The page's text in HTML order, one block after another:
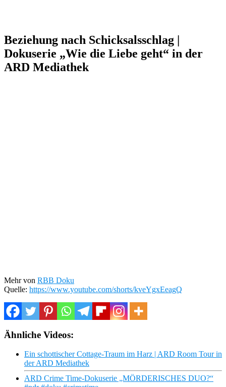
Beziehung nach Schicksalsschlag |
Dokuserie „Wie die Liebe geht“ in der
ARD Mediathek
Mehr von RBB Doku
Quelle: https://www.youtube.com/shorts/kveYgxEeagQ
Ähnliche Videos:
Ein schottischer Cottage-Traum im Harz | ARD Room Tour in
der ARD Mediathek
ARD Crime Time-Dokuserie „MÖRDERISCHES DUO?“